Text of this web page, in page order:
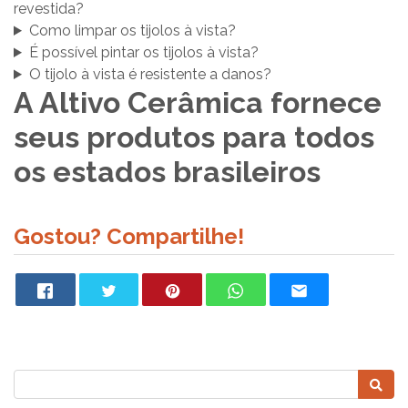
revestida?
Como limpar os tijolos à vista?
É possível pintar os tijolos à vista?
O tijolo à vista é resistente a danos?
A Altivo Cerâmica fornece
seus produtos para todos
os estados brasileiros
Gostou? Compartilhe!